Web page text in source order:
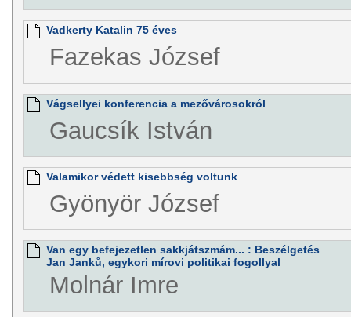
Vadkerty Katalin 75 éves
Fazekas József
Vágsellyei konferencia a mezővárosokról
Gaucsík István
Valamikor védett kisebbség voltunk
Gyönyör József
Van egy befejezetlen sakkjátszmám... : Beszélgetés
Jan Janků, egykori mírovi politikai fogollyal
Molnár Imre